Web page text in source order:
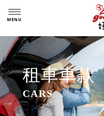
租車車款